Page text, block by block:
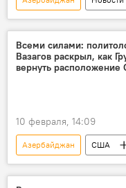
Политика
Кавказ
Всеми силами:
Вазагов раскрыл, как
вернуть
10 февраля, 14:09
Азербайджан США
Юрий Вазагов